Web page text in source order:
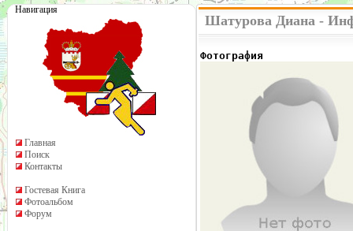
Навигация
Главная
Поиск
Контакты
Гостевая Книга
Фотоальбом
Форум
Шатурова Диана -
Фотография